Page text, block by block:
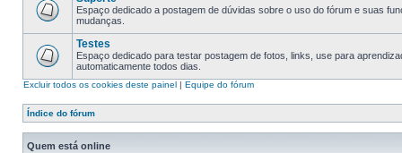
Espaço dedicado a postagem de dúvidas sobre o uso do fórum e suas
mudanças.
Testes
Espaço dedicado para testar postagem de fotos, links, use para
automaticamente todos dias.
Excluir todos os cookies deste painel | Equipe do fórum
Índice do fórum
Quem está online